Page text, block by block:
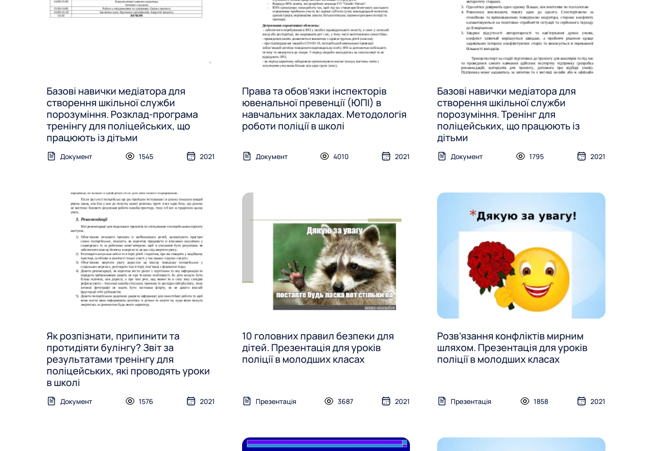
Базові навички медіатора для
створення шкільної служби
порозуміння. Розклад-програма
тренінгу для поліцейських, що
працюють із дітьми
Документ 1545 2021
Права та обов’язки інспекторів
ювенальної превенції (ЮПІ) в
навчальних закладах. Методологія
роботи поліції в школі
Документ 4010 2021
Базові навички медіатора для
створення шкільної служби
порозуміння. Тренінг для
поліцейських, що працюють із
дітьми
Документ 1795 2021
Як розпізнати, припинити та
протидіяти булінгу? Звіт за
результатами тренінгу для
поліцейських, які проводять уроки
в школі
Документ 1576 2021
10 головних правил безпеки для
дітей. Презентація для уроків
поліції в молодших класах
Презентація 3687 2021
Розв’язання конфліктів мирним
шляхом. Презентація для уроків
поліції в молодших класах
Презентація 1858 2021